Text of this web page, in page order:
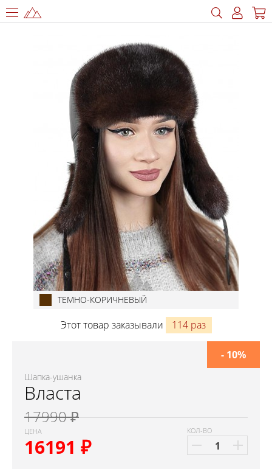
ТЕМНО-КОРИЧНЕВЫЙ
Этот товар заказывали 114 раз
Шапка-ушанка
Власта
17990 ₽
ЦЕНА
16191 ₽
- 10%
КОЛ-ВО